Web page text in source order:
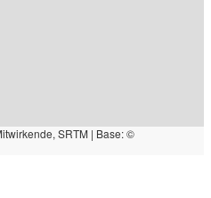
SRTM | Base: ©